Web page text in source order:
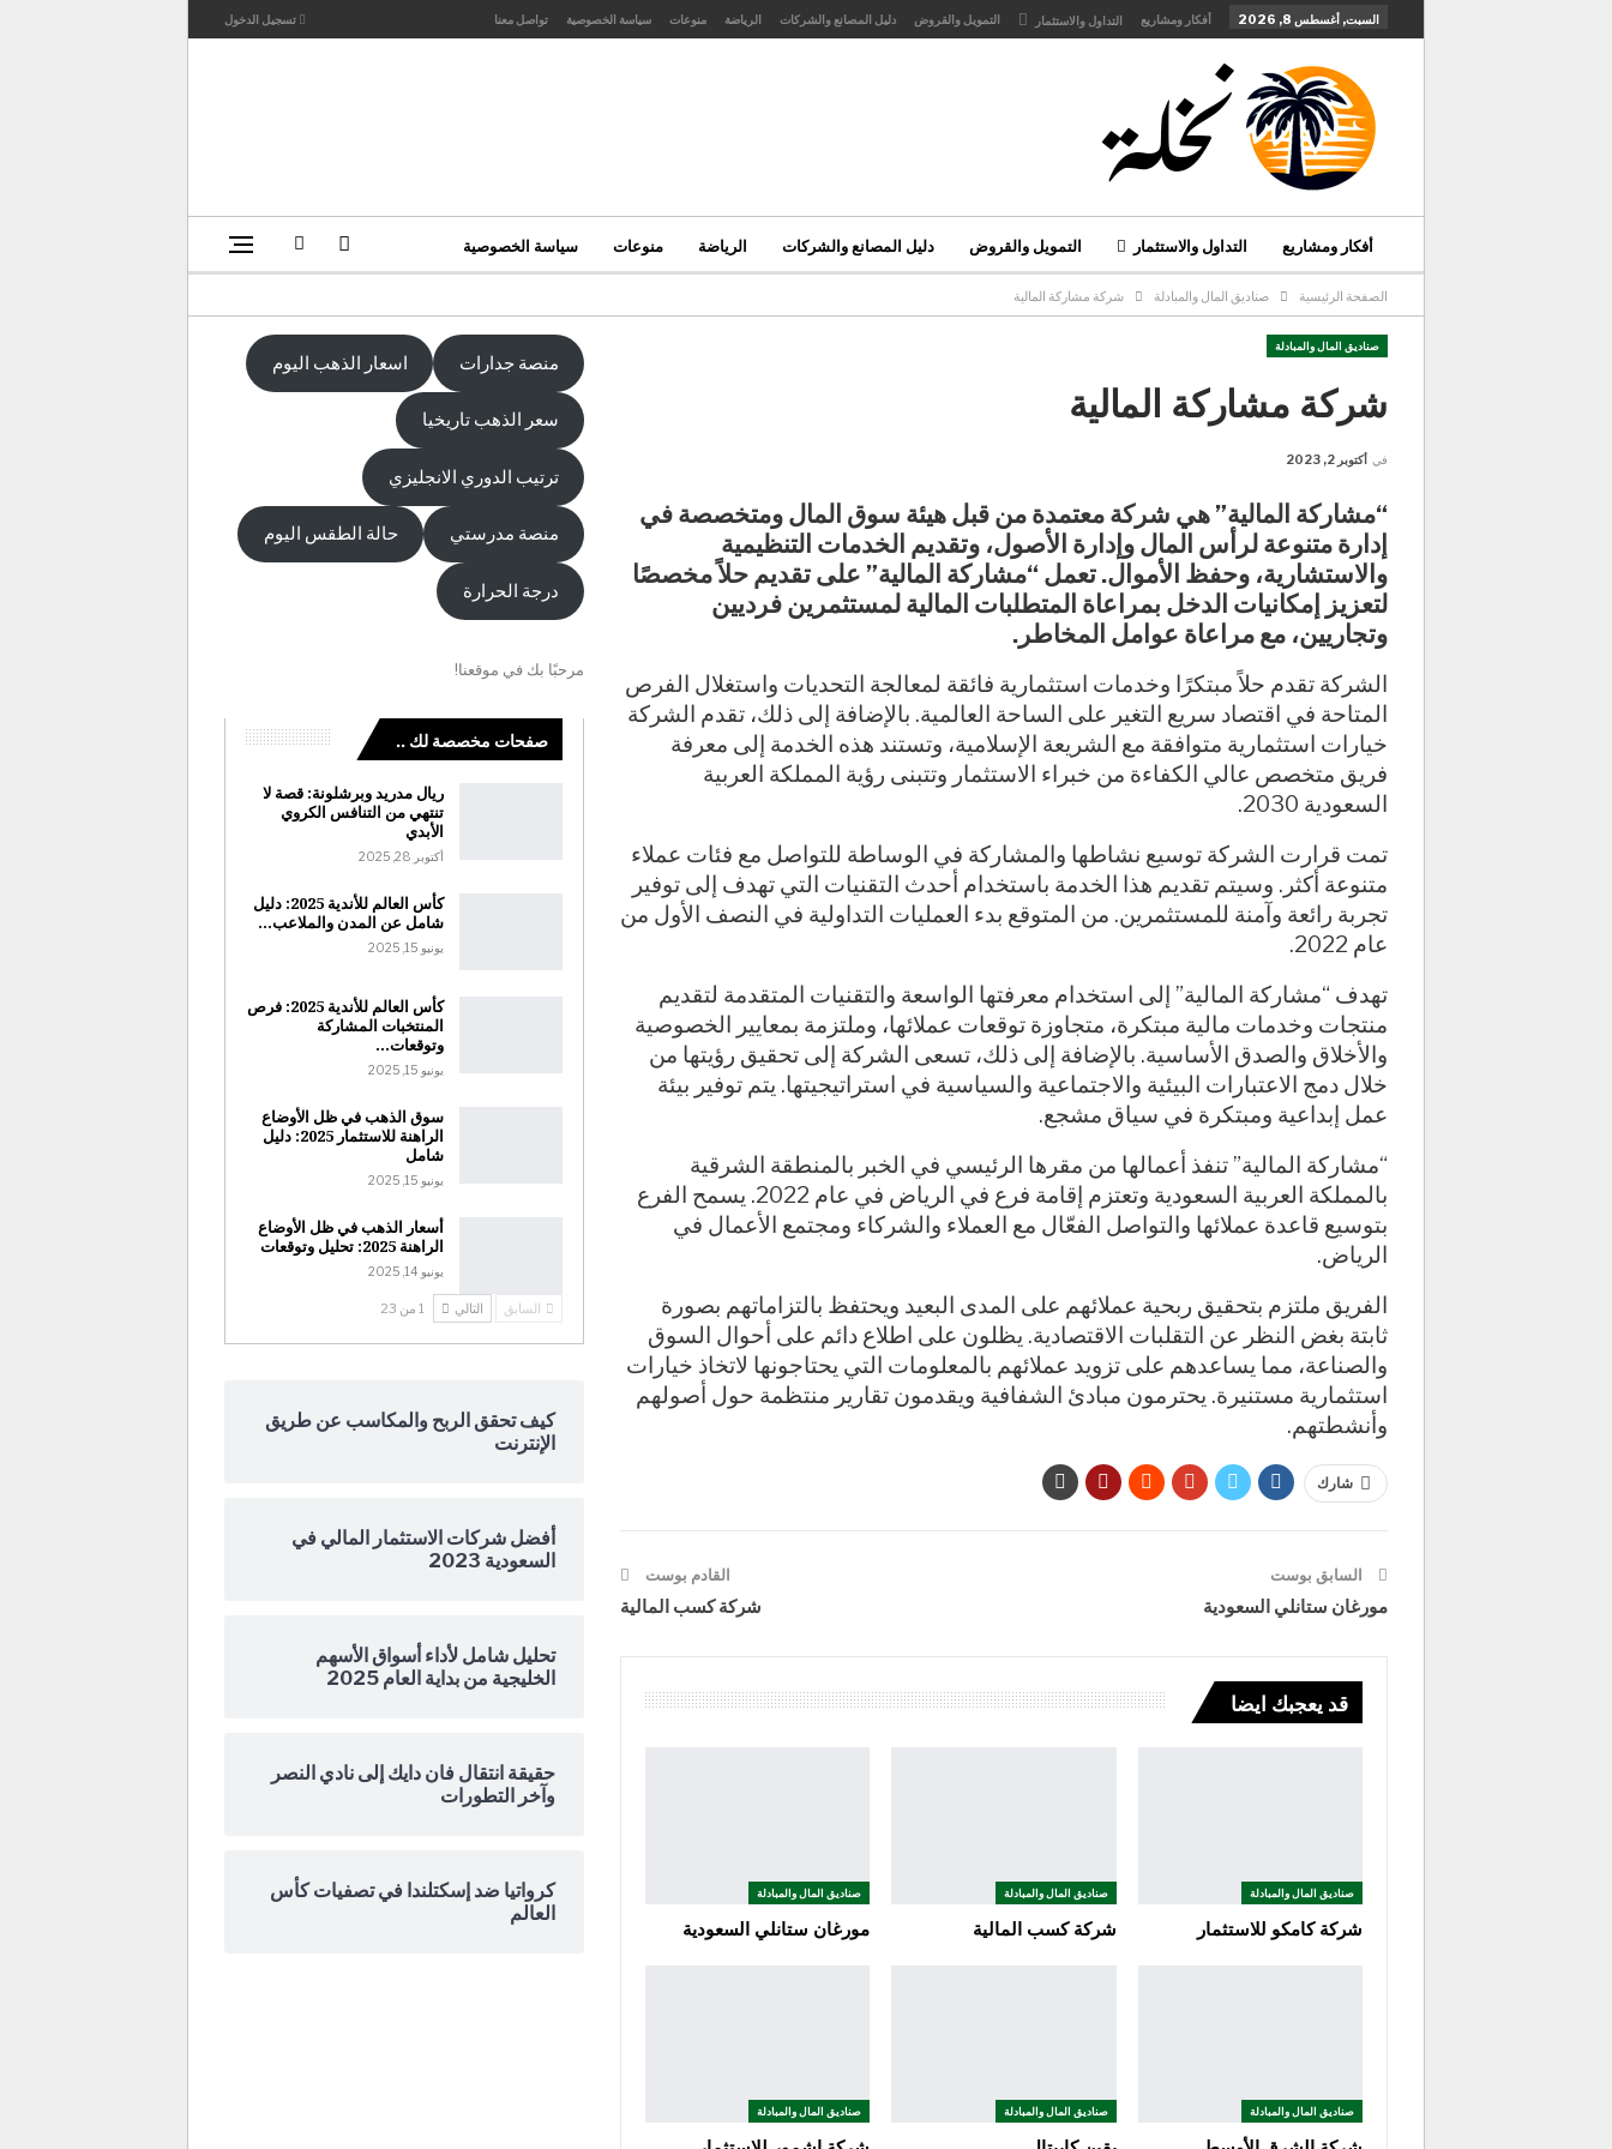
تسجيل الدخول السبت, أغسطس 8, 2026 أفكار ومشاريع التداول والاستثمار التمويل والقروض دليل المصانع والشركات الرياضة منوعات سياسة الخصوصية تواصل معنا
أفكار ومشاريع التداول والاستثمار التمويل والقروض دليل المصانع والشركات الرياضة منوعات سياسة الخصوصية
تواصل معنا
الصفحة الرئيسية صناديق المال والمبادلة شركة مشاركة المالية
صناديق المال والمبادلة
شركة مشاركة المالية
في أكتوبر 2, 2023
“مشاركة المالية” هي شركة معتمدة من قبل هيئة سوق المال ومتخصصة في
إدارة متنوعة لرأس المال وإدارة الأصول، وتقديم الخدمات التنظيمية
والاستشارية، وحفظ الأموال. تعمل “مشاركة المالية” على تقديم حلاً مخصصًا
لتعزيز إمكانيات الدخل بمراعاة المتطلبات المالية لمستثمرين فرديين
وتجاريين، مع مراعاة عوامل المخاطر.
الشركة تقدم حلاً مبتكرًا وخدمات استثمارية فائقة لمعالجة التحديات واستغلال الفرص
المتاحة في اقتصاد سريع التغير على الساحة العالمية. بالإضافة إلى ذلك، تقدم الشركة
خيارات استثمارية متوافقة مع الشريعة الإسلامية، وتستند هذه الخدمة إلى معرفة
فريق متخصص عالي الكفاءة من خبراء الاستثمار وتتبنى رؤية المملكة العربية
السعودية 2030.
تمت قرارت الشركة توسيع نشاطها والمشاركة في الوساطة للتواصل مع فئات عملاء
متنوعة أكثر. وسيتم تقديم هذا الخدمة باستخدام أحدث التقنيات التي تهدف إلى توفير
تجربة رائعة وآمنة للمستثمرين. من المتوقع بدء العمليات التداولية في النصف الأول من
عام 2022.
تهدف “مشاركة المالية” إلى استخدام معرفتها الواسعة والتقنيات المتقدمة لتقديم
منتجات وخدمات مالية مبتكرة، متجاوزة توقعات عملائها، وملتزمة بمعايير الخصوصية
والأخلاق والصدق الأساسية. بالإضافة إلى ذلك، تسعى الشركة إلى تحقيق رؤيتها من
خلال دمج الاعتبارات البيئية والاجتماعية والسياسية في استراتيجيتها. يتم توفير بيئة
عمل إبداعية ومبتكرة في سياق مشجع.
“مشاركة المالية” تنفذ أعمالها من مقرها الرئيسي في الخبر بالمنطقة الشرقية
بالمملكة العربية السعودية وتعتزم إقامة فرع في الرياض في عام 2022. يسمح الفرع
بتوسيع قاعدة عملائها والتواصل الفعّال مع العملاء والشركاء ومجتمع الأعمال في
الرياض.
الفريق ملتزم بتحقيق ربحية عملائهم على المدى البعيد ويحتفظ بالتزاماتهم بصورة
ثابتة بغض النظر عن التقلبات الاقتصادية. يظلون على اطلاع دائم على أحوال السوق
والصناعة، مما يساعدهم على تزويد عملائهم بالمعلومات التي يحتاجونها لاتخاذ خيارات
استثمارية مستنيرة. يحترمون مبادئ الشفافية ويقدمون تقارير منتظمة حول أصولهم
وأنشطتهم.
شارك
السابق بوست
مورغان ستانلي السعودية
القادم بوست
شركة كسب المالية
قد يعجبك ايضا
صناديق المال والمبادلة
شركة كامكو للاستثمار
صناديق المال والمبادلة
شركة كسب المالية
صناديق المال والمبادلة
مورغان ستانلي السعودية
صناديق المال والمبادلة صناديق المال والمبادلة صناديق المال والمبادلة
منصة جدارات اسعار الذهب اليوم
سعر الذهب تاريخيا
ترتيب الدوري الانجليزي
منصة مدرستي حالة الطقس اليوم
درجة الحرارة
مرحبًا بك في موقعنا!
صفحات مخصصة لك ..
ريال مدريد وبرشلونة: قصة لا
تنتهي من التنافس الكروي
الأبدي
أكتوبر 28, 2025
كأس العالم للأندية 2025: دليل
شامل عن المدن والملاعب…
يونيو 15, 2025
كأس العالم للأندية 2025: فرص
المنتخبات المشاركة
وتوقعات…
يونيو 15, 2025
سوق الذهب في ظل الأوضاع
الراهنة للاستثمار 2025: دليل
شامل
يونيو 15, 2025
أسعار الذهب في ظل الأوضاع
الراهنة 2025: تحليل وتوقعات
يونيو 14, 2025
السابق التالي 1 من 23
كيف تحقق الربح والمكاسب عن طريق
الإنترنت
أفضل شركات الاستثمار المالي في
السعودية 2023
تحليل شامل لأداء أسواق الأسهم
الخليجية من بداية العام 2025
حقيقة انتقال فان دايك إلى نادي النصر
وآخر التطورات
كرواتيا ضد إسكتلندا في تصفيات كأس
العالم